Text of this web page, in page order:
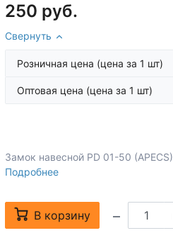
250 руб.
Свернуть
Розничная цена (цена за 1 шт)
Оптовая цена (цена за 1 шт)
Замок навесной PD 01-50 (APECS)
Подробнее
В корзину